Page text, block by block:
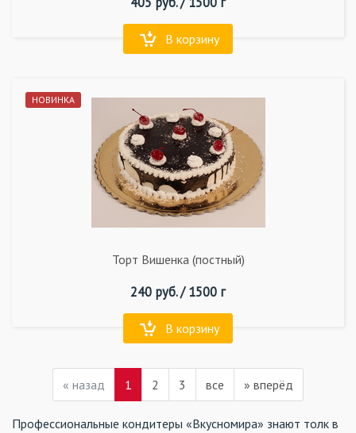
В корзину
НОВИНКА
Торт Вишенка (постный)
240 руб. /1500 г
В корзину
« назад 1 2 3 все » вперёд
Профессиональные кондитеры «Вкусномира» знают толк в